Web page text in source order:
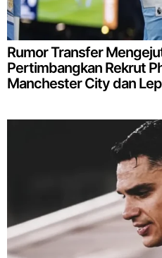
Rumor Transfer
Pertimbangkan Rekrut
Manchester City dan